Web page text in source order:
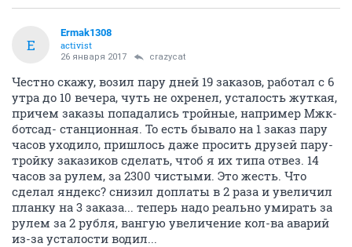
E
Ermak1308
activist
26 января 2017 crazycat
Честно скажу, возил пару дней 19 заказов, работал с 6
утра до 10 вечера, чуть не охренел, усталость жуткая,
причем заказы попадались тройные, например Мжк-
ботсад- станционная. То есть бывало на 1 заказ пару
часов уходило, пришлось даже просить друзей пару-
тройку заказиков сделать, чтоб я их типа отвез. 14
часов за рулем, за 2300 чистыми. Это жесть. Что
сделал яндекс? снизил доплаты в 2 раза и увеличил
планку на 3 заказа... теперь надо реально умирать за
рулем за 2 рубля, вангую увеличение кол-ва аварий
из-за усталости водил...